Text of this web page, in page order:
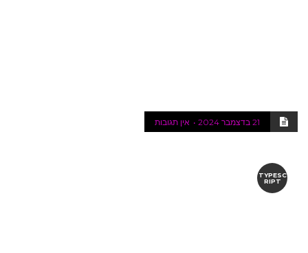
21 בדצמבר 2024 אין תגובות
TYPESC
RIPT